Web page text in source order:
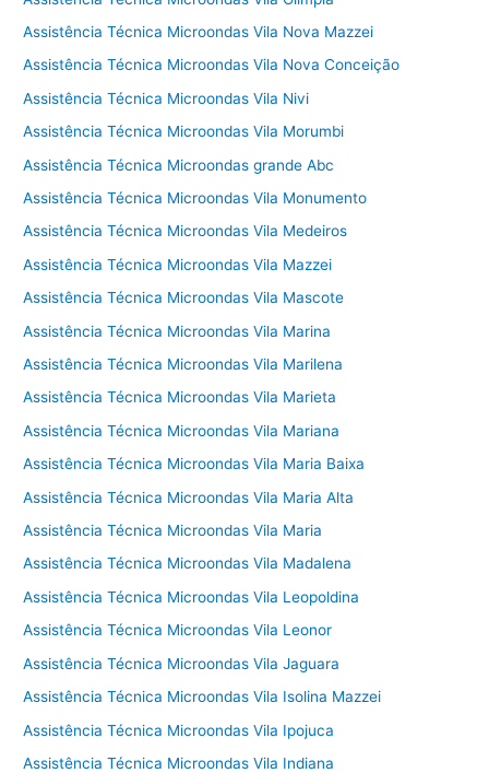
Assistência Técnica Microondas Vila Nova Mazzei
Assistência Técnica Microondas Vila Nova Conceição
Assistência Técnica Microondas Vila Nivi
Assistência Técnica Microondas Vila Morumbi
Assistência Técnica Microondas grande Abc
Assistência Técnica Microondas Vila Monumento
Assistência Técnica Microondas Vila Medeiros
Assistência Técnica Microondas Vila Mazzei
Assistência Técnica Microondas Vila Mascote
Assistência Técnica Microondas Vila Marina
Assistência Técnica Microondas Vila Marilena
Assistência Técnica Microondas Vila Marieta
Assistência Técnica Microondas Vila Mariana
Assistência Técnica Microondas Vila Maria Baixa
Assistência Técnica Microondas Vila Maria Alta
Assistência Técnica Microondas Vila Maria
Assistência Técnica Microondas Vila Madalena
Assistência Técnica Microondas Vila Leopoldina
Assistência Técnica Microondas Vila Leonor
Assistência Técnica Microondas Vila Jaguara
Assistência Técnica Microondas Vila Isolina Mazzei
Assistência Técnica Microondas Vila Ipojuca
Assistência Técnica Microondas Vila Indiana